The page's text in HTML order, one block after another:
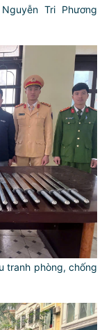
Tri Phương
tranh phòng, chống